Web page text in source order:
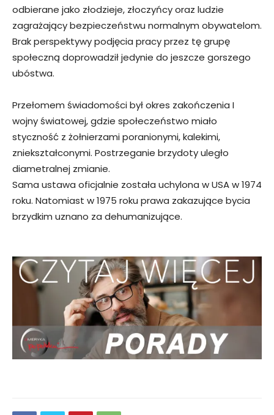
odbierane jako złodzieje, złoczyńcy oraz ludzie
zagrażający bezpieczeństwu normalnym obywatelom.
Brak perspektywy podjęcia pracy przez tę grupę
społeczną doprowadził jedynie do jeszcze gorszego
ubóstwa.
Przełomem świadomości był okres zakończenia I
wojny światowej, gdzie społeczeństwo miało
styczność z żołnierzami poranionymi, kalekimi,
zniekształconymi. Postrzeganie brzydoty uległo
diametralnej zmianie.
Sama ustawa oficjalnie została uchylona w USA w 1974
roku. Natomiast w 1975 roku prawa zakazujące bycia
brzydkim uznano za dehumanizujące.